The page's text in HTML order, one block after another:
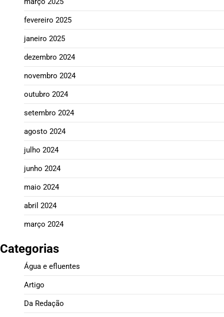
fevereiro 2025
janeiro 2025
dezembro 2024
novembro 2024
outubro 2024
setembro 2024
agosto 2024
julho 2024
junho 2024
maio 2024
abril 2024
março 2024
Categorias
Água e efluentes
Artigo
Da Redação